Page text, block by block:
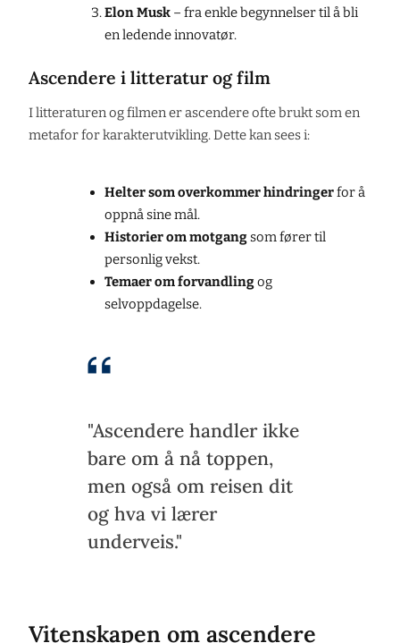
Elon Musk– fra enkle begynnelser til å bli
en ledende innovatør.
Ascendere i litteratur og film
I litteraturen og filmen er ascendere ofte brukt som en
metafor for karakterutvikling. Dette kan sees i:
Helter som overkommer hindringerfor å
oppnå sine mål.
Historier om motgang som fører til
personlig vekst.
Temaer om forvandling og
selvoppdagelse.
"Ascendere handler ikke
bare om å nå toppen,
men også om reisen dit
og hva vi lærer
underveis."
Vitenskapen om ascendere